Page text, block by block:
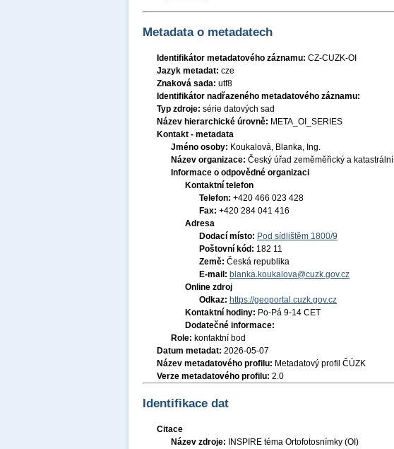
Metadata o metadatech
Identifikátor metadatového záznamu: CZ-CUZK-OI
Jazyk metadat: cze
Znaková sada: utf8
Identifikátor nadřazeného metadatového záznamu:
Typ zdroje: série datových sad
Název hierarchické úrovně: META_OI_SERIES
Kontakt - metadata
Jméno osoby: Koukalová, Blanka, Ing.
Název organizace: Český úřad zeměměřický a katastrální
Informace o odpovědné organizaci
Kontaktní telefon
Telefon: +420 466 023 428
Fax: +420 284 041 416
Adresa
Dodací místo: Pod sídlištěm 1800/9
Poštovní kód: 182 11
Země: Česká republika
E-mail: blanka.koukalova@cuzk.gov.cz
Online zdroj
Odkaz: https://geoportal.cuzk.gov.cz
Kontaktní hodiny: Po-Pá 9-14 CET
Dodatečné informace:
Role: kontaktní bod
Datum metadat: 2026-05-07
Název metadatového profilu: Metadatový profil ČÚZK
Verze metadatového profilu: 2.0
Identifikace dat
Citace
Název zdroje:
INSPIRE téma Ortofotosnímky (OI)